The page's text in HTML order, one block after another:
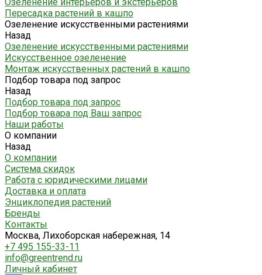
Пересадка растений в кашпо
Озеленение искусственными растениями
Назад
Озеленение искусственными растениями
Искусственное озеленение
Монтаж искусственных растений в кашпо
Подбор товара под запрос
Назад
Подбор товара под запрос
Подбор товара под Ваш запрос
Наши работы
О компании
Назад
О компании
Система скидок
Работа с юридическими лицами
Доставка и оплата
Энциклопедия растений
Бренды
Контакты
Москва, Лихоборская набережная, 14
+7 495 155-33-11
info@greentrend.ru
Личный кабинет